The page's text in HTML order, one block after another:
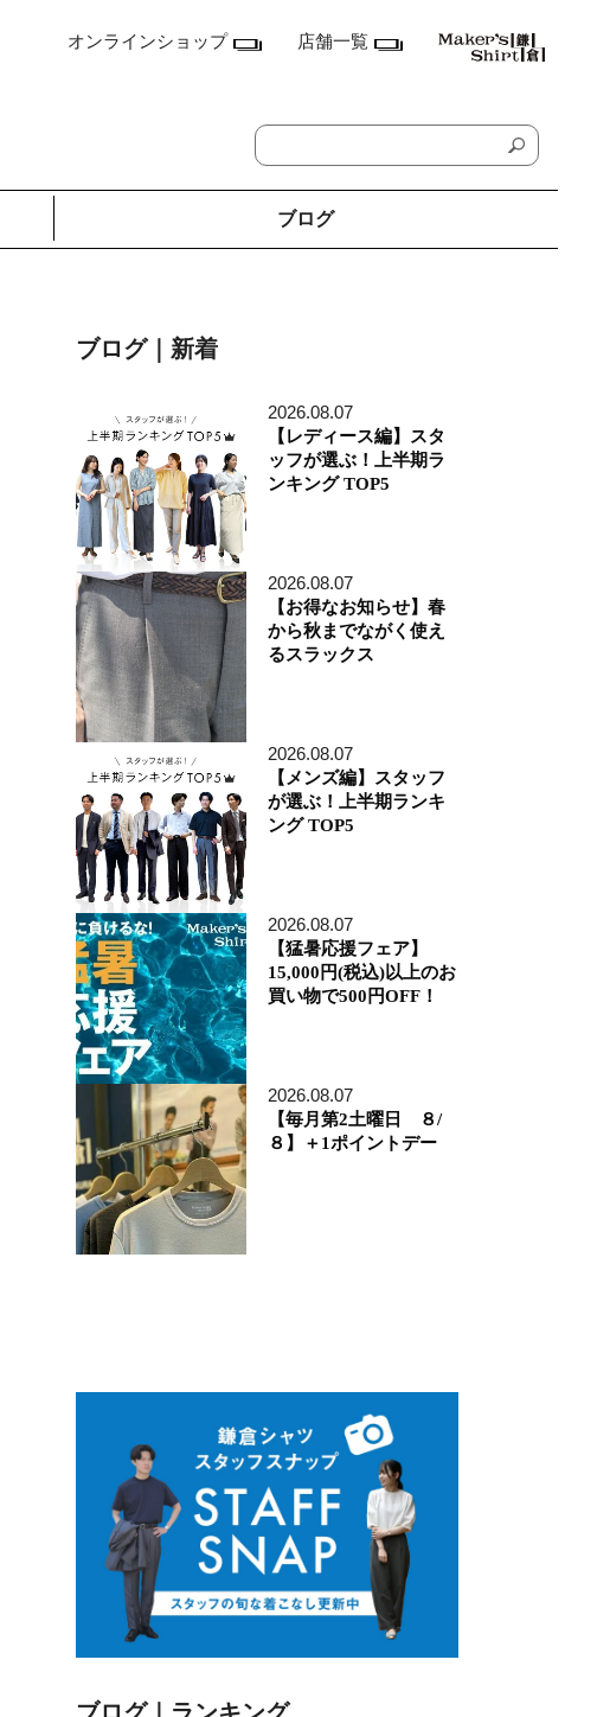
オンラインショップ 店舗一覧
ブログ
横浜店
ラゾーナ川崎プラザ店
東京都
丸の内丸ビル店
MEN'S アキバ・トリム店
MEN'S 東京ミッドタウン八重洲店
銀座店
アトレ品川店
MEN'S 新宿店
自由が丘MAST店
二子玉川店
MEN'S 渋谷マークシティ店
アトレ恵比寿店
池袋ショッピングパーク店
その他の都道府県
札幌アピア店
仙台シリウス・一番町店
CoCoLo新潟店
名古屋店
京都四条烏丸 三井ビル店
大阪うめきた店
MEN'S 神戸北野坂店
博多深見パークビルディング店
その他
オンラインショップ
商品企画部
人事部（採用）
プレス
貞末奈名子
ディレクター貞末哲兵
貞末タミ子
鎌倉事業構想室
デザイン開発本部
くろすとしゆき
ブログ｜新着
2026.08.07
【レディース編】スタ
ッフが選ぶ！上半期ラ
ンキング TOP5
2026.08.07
【お得なお知らせ】春
から秋までながく使え
るスラックス
2026.08.07
【メンズ編】スタッフ
が選ぶ！上半期ランキ
ング TOP5
2026.08.07
【猛暑応援フェア】
15,000円(税込)以上のお
買い物で500円OFF！
2026.08.07
【毎月第2土曜日 ８/
８】＋1ポイントデー
ブログ｜ランキング